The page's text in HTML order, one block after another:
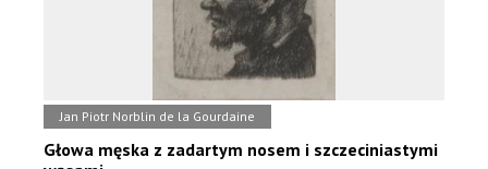
Jan Piotr Norblin de la Gourdaine
Głowa męska z zadartym nosem i szczeciniastymi